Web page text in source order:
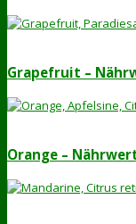
Grapefruit –
Orange –